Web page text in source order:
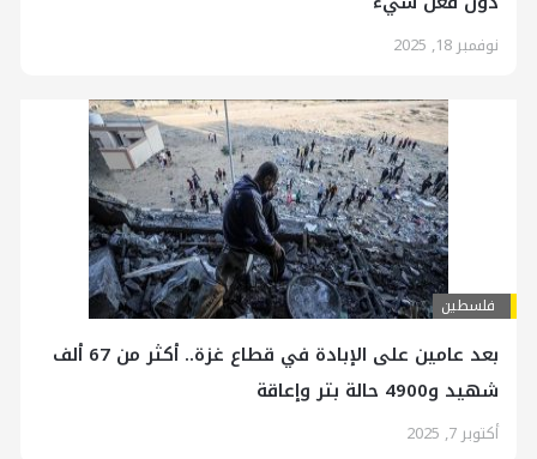
نوفمبر 18, 2025
فلسطين
بعد عامين على الإبادة في قطاع غزة.. أكثر من 67 ألف
شهيد و4900 حالة بتر وإعاقة
أكتوبر 7, 2025